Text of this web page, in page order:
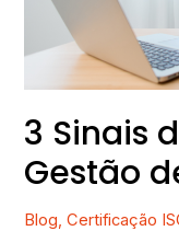
3 Sinais
Gestão
Blog,Certificação
Gestão
Fachada